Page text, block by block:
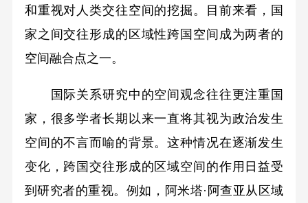
和重视对人类交往空间的挖掘。目前来看，国
家之间交往形成的区域性跨国空间成为两者的
空间融合点之一。
国际关系研究中的空间观念往往更注重国
家，很多学者长期以来一直将其视为政治发生
空间的不言而喻的背景。这种情况在逐渐发生
变化，跨国交往形成的区域空间的作用日益受
到研究者的重视。例如，阿米塔·阿查亚从区域